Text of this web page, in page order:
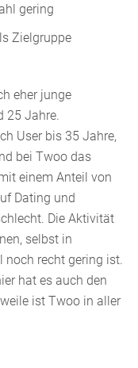
gering
Zielgruppe
eher junge
25 Jahre.
User bis 35 Jahre,
bei Twoo das
einem Anteil von
Dating und
Die Aktivität
selbst in
noch recht gering ist.
hat es auch den
ist Twoo in aller